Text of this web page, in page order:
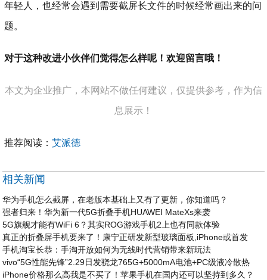
年轻人，也经常会遇到需要截屏长文件的时候经常画出来的问
题。
对于这种改进小伙伴们觉得怎么样呢！欢迎留言哦！
本文为企业推广，本网站不做任何建议，仅提供参考，作为信
息展示！
推荐阅读：艾派德
相关新闻
华为手机怎么截屏，在老版本基础上又有了更新，你知道吗？
强者归来！华为新一代5G折叠手机HUAWEI MateXs来袭
5G旗舰才能有WiFi 6？其实ROG游戏手机2上也有同款体验
真正的折叠屏手机要来了！康宁正研发新型玻璃面板,iPhone或首发
手机淘宝长恭：手淘开放如何为无线时代营销带来新玩法
vivo“5G性能先锋”2.29日发骁龙765G+5000mA电池+PC级液冷散热
iPhone价格那么高我是不买了！苹果手机在国内还可以坚持到多久？